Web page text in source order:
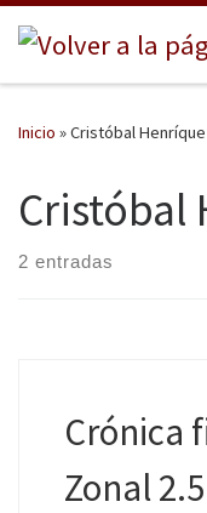
Saltar al contenido
Inicio »Cristóbal
Cristóbal
2 entradas
Crónica
Zonal